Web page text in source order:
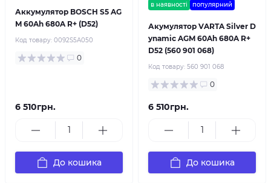
Аккумулятор BOSCH S5 AG
M 60Ah 680A R+ (D52)
Код товару: 0092S5A050
0
6 510грн.
До кошика
в наявності популярний
Акумулятор VARTA Silver D
ynamic AGM 60Ah 680A R+
D52 (560 901 068)
Код товару: 560 901 068
0
6 510грн.
До кошика